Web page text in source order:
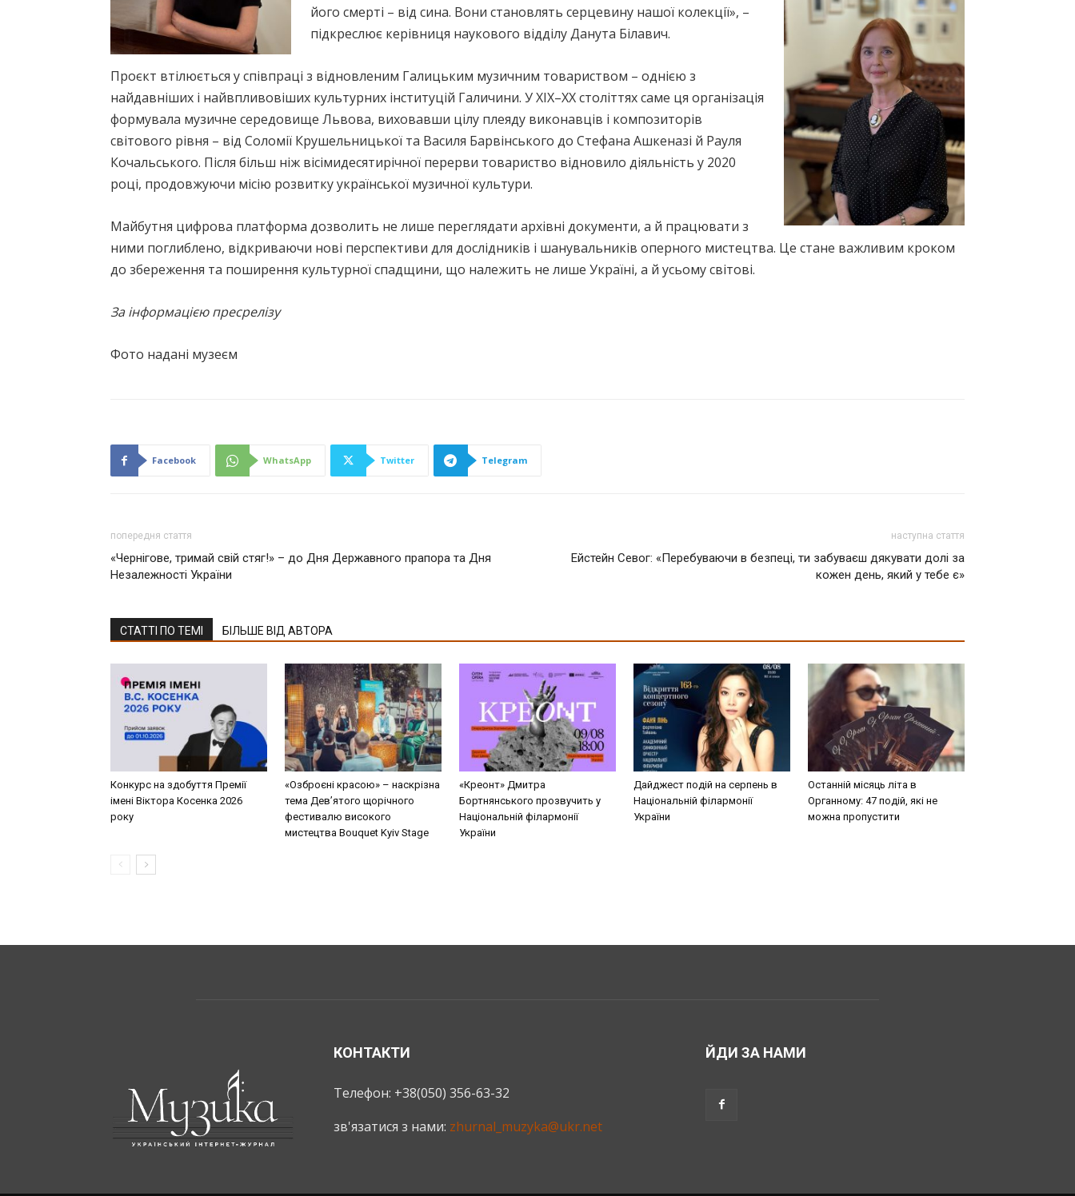
його смерті – від сина. Вони становлять серцевину нашої колекції», –
підкреслює керівниця наукового відділу Данута Білавич.
Проєкт втілюється у співпраці з відновленим Галицьким музичним товариством – однією з
найдавніших і найвпливовіших культурних інституцій Галичини. У XIX–XX століттях саме ця організація
формувала музичне середовище Львова, виховавши цілу плеяду виконавців і композиторів
світового рівня – від Соломії Крушельницької та Василя Барвінського до Стефана Ашкеназі й Рауля
Кочальського. Після більш ніж вісімидесятирічної перерви товариство відновило діяльність у 2020
році, продовжуючи місію розвитку української музичної культури.
Майбутня цифрова платформа дозволить не лише переглядати архівні документи, а й працювати з
ними поглиблено, відкриваючи нові перспективи для дослідників і шанувальників оперного мистецтва. Це стане важливим кроком
до збереження та поширення культурної спадщини, що належить не лише Україні, а й усьому світові.
За інформацією пресрелізу
Фото надані музеєм
Facebook WhatsApp Twitter Telegram
попередня стаття
«Чернігове, тримай свій стяг!» – до Дня Державного прапора та Дня
Незалежності України
наступна стаття
Ейстейн Севог: «Перебуваючи в безпеці, ти забуваєш дякувати долі за
кожен день, який у тебе є»
СТАТТІ ПО ТЕМІ БІЛЬШЕ ВІД АВТОРА
Конкурс на здобуття Премії
імені Віктора Косенка 2026
року
«Озброєні красою» – наскрізна
тема Дев’ятого щорічного
фестивалю високого
мистецтва Bouquet Kyiv Stage
«Креонт» Дмитра
Бортнянського прозвучить у
Національній філармонії
України
Дайджест подій на серпень в
Національній філармонії
України
Останній місяць літа в
Органному: 47 подій, які не
можна пропустити
КОНТАКТИ
Телефон: +38(050) 356-63-32
зв'язатися з нами: zhurnal_muzyka@ukr.net
ЙДИ ЗА НАМИ